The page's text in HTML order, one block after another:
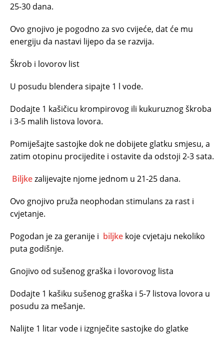
25-30 dana.
Ovo gnojivo je pogodno za svo cvijeće, dat će mu
energiju da nastavi lijepo da se razvija.
Škrob i lovorov list
U posudu blendera sipajte 1 l vode.
Dodajte 1 kašičicu krompirovog ili kukuruznog škroba
i 3-5 malih listova lovora.
Pomiješajte sastojke dok ne dobijete glatku smjesu, a
zatim otopinu procijedite i ostavite da odstoji 2-3 sata.
Biljkezalijevajte njome jednom u 21-25 dana.
Ovo gnojivo pruža neophodan stimulans za rast i
cvjetanje.
Pogodan je za geranije i biljke koje cvjetaju nekoliko
puta godišnje.
Gnojivo od sušenog graška i lovorovog lista
Dodajte 1 kašiku sušenog graška i 5-7 listova lovora u
posudu za mešanje.
Nalijte 1 litar vode i izgnječite sastojke do glatke